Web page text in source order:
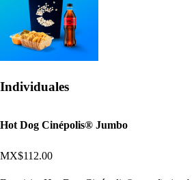
Individuales
Hot Dog Cinépolis® Jumbo
MX$112.00